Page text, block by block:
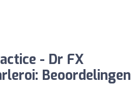
- Dr FX
Beoordelingen